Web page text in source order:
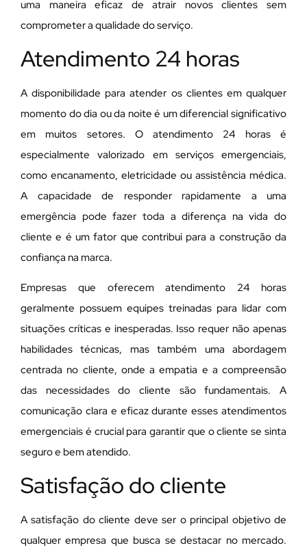
uma maneira eficaz de atrair novos clientes sem
comprometer a qualidade do serviço.
Atendimento 24 horas
A disponibilidade para atender os clientes em qualquer
momento do dia ou da noite é um diferencial significativo
em muitos setores. O atendimento 24 horas é
especialmente valorizado em serviços emergenciais,
como encanamento, eletricidade ou assistência médica.
A capacidade de responder rapidamente a uma
emergência pode fazer toda a diferença na vida do
cliente e é um fator que contribui para a construção da
confiança na marca.
Empresas que oferecem atendimento 24 horas
geralmente possuem equipes treinadas para lidar com
situações críticas e inesperadas. Isso requer não apenas
habilidades técnicas, mas também uma abordagem
centrada no cliente, onde a empatia e a compreensão
das necessidades do cliente são fundamentais. A
comunicação clara e eficaz durante esses atendimentos
emergenciais é crucial para garantir que o cliente se sinta
seguro e bem atendido.
Satisfação do cliente
A satisfação do cliente deve ser o principal objetivo de
qualquer empresa que busca se destacar no mercado.